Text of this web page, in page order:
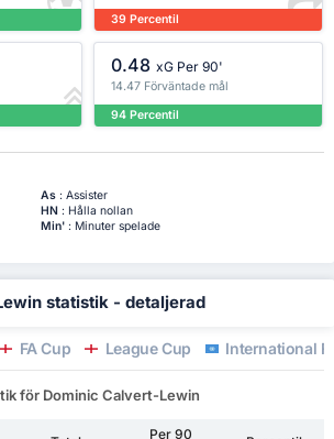
39 Percentil
0.48 xG Per 90'
14.47 Förväntade mål
94 Percentil
As: Assister
HN: Hålla nollan
Min': Minuter spelade
statistik - detaljerad
FA Cup League Cup International
för Dominic Calvert-Lewin
Per 90